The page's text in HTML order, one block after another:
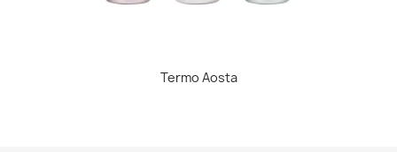
Termo Aosta